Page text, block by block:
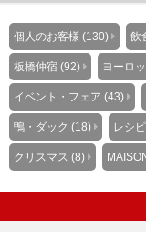
個人のお客様 (130) 飲
板橋仲宿 (92) ヨーロ
イベント・フェア (43)
鴨・ダック (18) レシ
クリスマス (8)